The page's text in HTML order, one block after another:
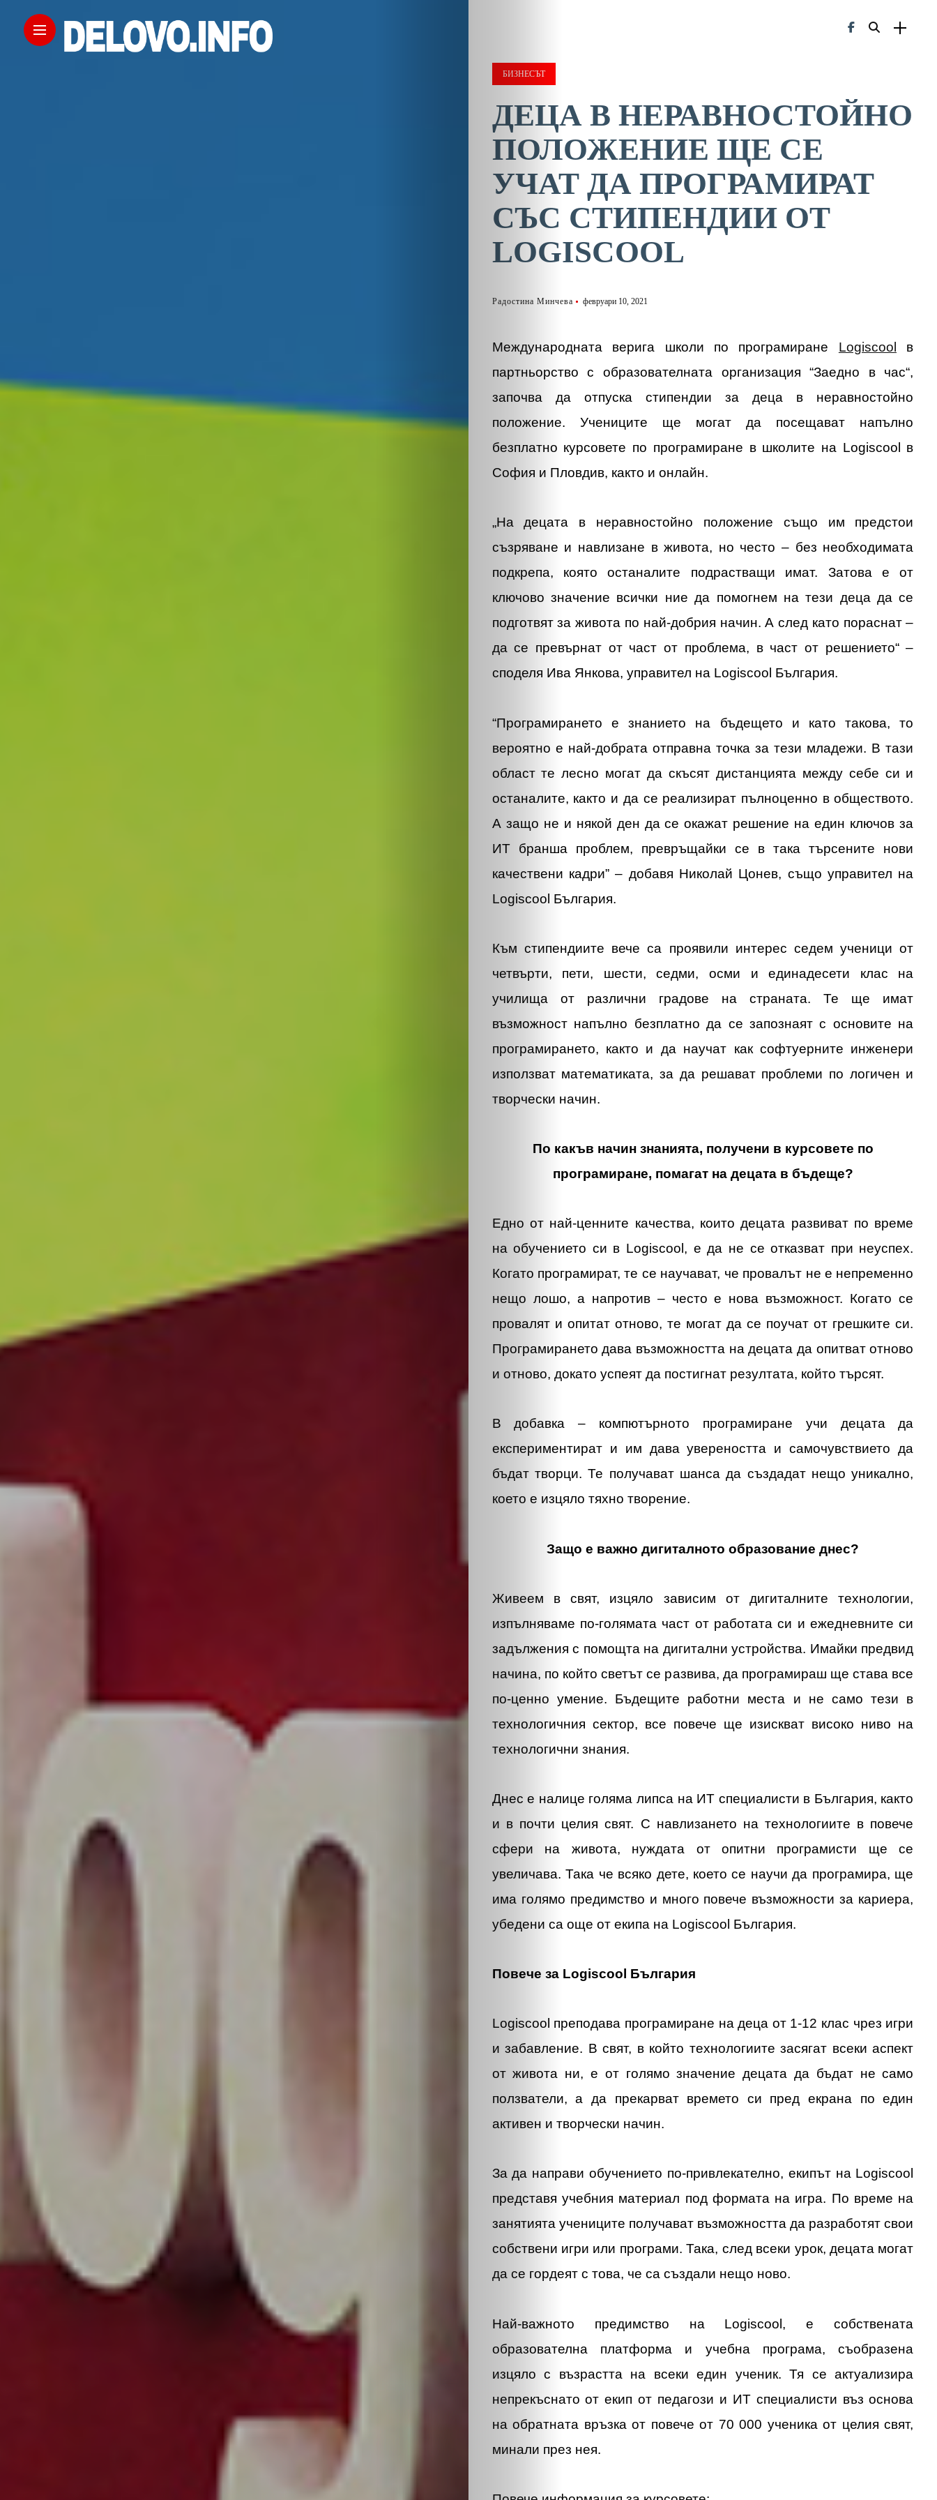
ЗА
НАС
ЛИДЕРИ
СЪБИТИЯ
и
БИО
КАНТОРА
ЛИЧНОСТИ
МЕТОДИ
ЗА
УСПЕХ
ОБЩЕСТВО
ОНЛАЙН
ПРОФЕСИИ
ПСИХОЛОГИЯ
ТРАНСПОРТ
Search
БИЗНЕСЪТ
ДЕЦА В НЕРАВНОСТОЙНО
ПОЛОЖЕНИЕ ЩЕ СЕ
УЧАТ ДА ПРОГРАМИРАТ
СЪС СТИПЕНДИИ ОТ
LOGISCOOL
Радостина Минчева февруари 10, 2021
Международната верига школи по програмиране Logiscool
в
партньорство с образователната организация “Заедно в час“,
започва да отпуска стипендии за деца в неравностойно
положение. Учениците ще могат да посещават напълно
безплатно курсовете по програмиране в школите на Logiscool в
София и Пловдив, както и онлайн.
„На децата в неравностойно положение също им предстои
съзряване и навлизане в живота, но често – без необходимата
подкрепа, която останалите подрастващи имат. Затова е от
ключово значение всички ние да помогнем на тези деца да се
подготвят за живота по най-добрия начин. А след като пораснат –
да се превърнат от част от проблема, в част от решението“ –
споделя Ива Янкова, управител на Logiscool България.
“Програмирането е знанието на бъдещето и като такова, то
вероятно е най-добрата отправна точка за тези младежи. В тази
област те лесно могат да скъсят дистанцията между себе си и
останалите, както и да се реализират пълноценно в обществото.
А защо не и някой ден да се окажат решение на един ключов за
ИТ бранша проблем, превръщайки се в така търсените нови
качествени кадри” – добавя Николай Цонев, също управител на
Logiscool България.
Към стипендиите вече са проявили интерес седем ученици от
четвърти, пети, шести, седми, осми и единадесети клас на
училища от различни градове на страната. Те ще имат
възможност напълно безплатно да се запознаят с основите на
програмирането, както и да научат как софтуерните инженери
използват математиката, за да решават проблеми по логичен и
творчески начин.
По какъв начин знанията, получени в курсовете по
програмиране, помагат на децата в бъдеще?
Едно от най-ценните качества, които децата развиват по време
на обучението си в Logiscool, е да не се отказват при неуспех.
Когато програмират, те се научават, че провалът не е непременно
нещо лошо, а напротив – често е нова възможност. Когато се
провалят и опитат отново, те могат да се поучат от грешките си.
Програмирането дава възможността на децата да опитват отново
и отново, докато успеят да постигнат резултата, който търсят.
В добавка – компютърното програмиране учи децата да
експериментират и им дава увереността и самочувствието да
бъдат творци. Те получават шанса да създадат нещо уникално,
което е изцяло тяхно творение.
Защо е важно дигиталното образование днес?
Живеем в свят, изцяло зависим от дигиталните технологии,
изпълняваме по-голямата част от работата си и ежедневните си
задължения с помощта на дигитални устройства. Имайки предвид
начина, по който светът се развива, да програмираш ще става все
по-ценно умение. Бъдещите работни места и не само тези в
технологичния сектор, все повече ще изискват високо ниво на
технологични знания.
Днес е налице голяма липса на ИТ специалисти в България, както
и в почти целия свят. С навлизането на технологиите в повече
сфери на живота, нуждата от опитни програмисти ще се
увеличава. Така че всяко дете, което се научи да програмира, ще
има голямо предимство и много повече възможности за кариера,
убедени са още от екипа на Logiscool България.
Повече за Logiscool България
Logiscool преподава програмиране на деца от 1-12 клас чрез игри
и забавление. В свят, в който технологиите засягат всеки аспект
от живота ни, е от голямо значение децата да бъдат не само
ползватели, а да прекарват времето си пред екрана по един
активен и творчески начин.
За да направи обучението по-привлекателно, екипът на Logiscool
представя учебния материал под формата на игра. По време на
занятията учениците получават възможността да разработят свои
собствени игри или програми. Така, след всеки урок, децата могат
да се гордеят с това, че са създали нещо ново.
Най-важното предимство на Logiscool, е собствената
образователна платформа и учебна програма, съобразена
изцяло с възрастта на всеки един ученик. Тя се актуализира
непрекъснато от екип от педагози и ИТ специалисти въз основа
на обратната връзка от повече от 70 000 ученика от целия свят,
минали през нея.